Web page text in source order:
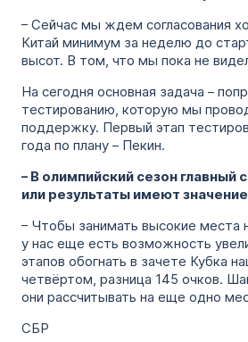
– Сейчас мы ждем согласования
Китай минимум за неделю до
высот. В том, что мы пока не
На сегодня основная задача –
тестированию, которую мы
поддержку. Первый этап
года по плану – Пекин.
– В олимпийский сезон главный
или результаты имеют
– Чтобы занимать высокие места
у нас еще есть возможность
этапов обогнать в зачете Кубка
четвёртом, разница 145 очков.
они рассчитывать на еще одно
СБР